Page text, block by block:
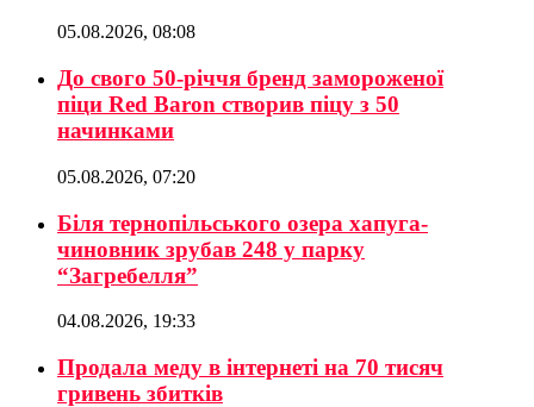
05.08.2026, 08:08
До свого 50-річчя бренд замороженої
піци Red Baron створив піцу з 50
начинками
05.08.2026, 07:20
Біля тернопільського озера хапуга-
чиновник зрубав 248 у парку
“Загребелля”
04.08.2026, 19:33
Продала меду в інтернеті на 70 тисяч
гривень збитків